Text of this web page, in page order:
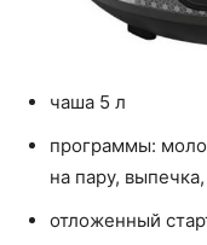
чаша 5 л
программы:
на пару,
отложенный